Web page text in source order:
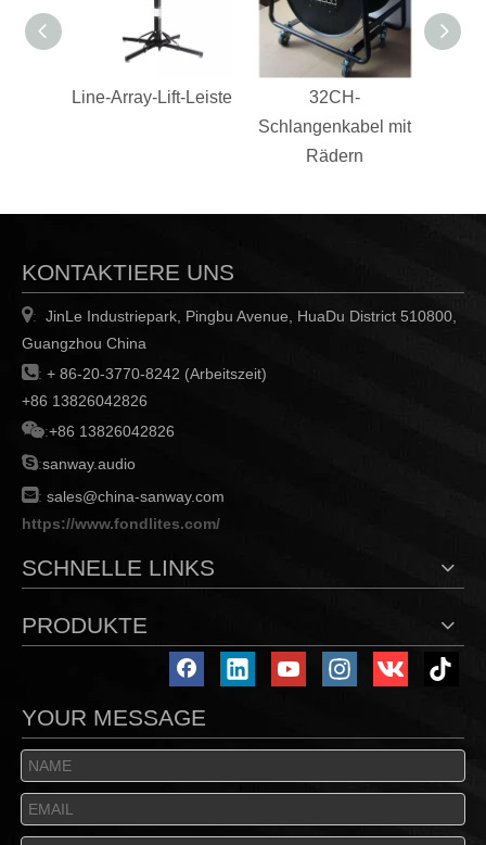
Line-Array-Lift-Leiste
32CH-
Schlangenkabel mit
Rädern
KONTAKTIERE UNS
:
JinLe Industriepark, Pingbu Avenue, HuaDu District 510800,
Guangzhou China
: + 86-20-3770-8242 (Arbeitszeit)
+86 13826042826
:+86 13826042826
:sanway.audio
: sales@china-sanway.com
https://www.fondlites.com/
SCHNELLE LINKS
PRODUKTE
YOUR MESSAGE